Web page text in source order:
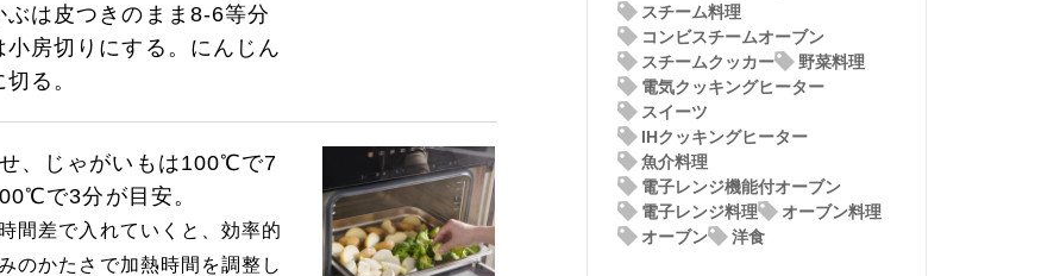
は皮つきのまま8-6等分
房切りにする。にんじん
る。
、じゃがいもは100℃で7
で3分が目安。
間差で入れていくと、効率的
のかたさで加熱時間を調整し
スチーム料理
コンビスチームオーブン
スチームクッカー
野菜料理
電気クッキングヒーター
スイーツ
IHクッキングヒーター
魚介料理
電子レンジ機能付オーブン
電子レンジ料理
オーブン料理
オーブン
洋食